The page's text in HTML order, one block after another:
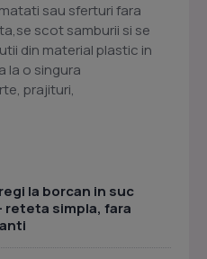
sau sferturi fara
scot samburii si se
din material plastic in
la o singura
prajituri,
la borcan in suc
reteta simpla, fara